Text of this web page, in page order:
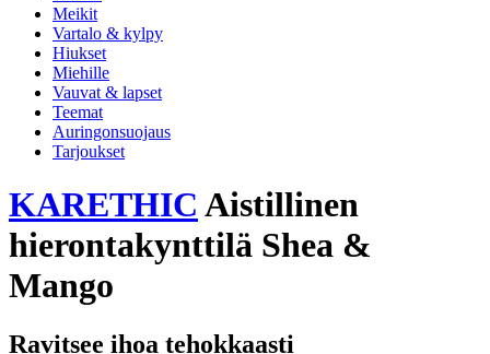
Meikit
Vartalo & kylpy
Hiukset
Miehille
Vauvat & lapset
Teemat
Auringonsuojaus
Tarjoukset
KARETHIC Aistillinen
hierontakynttilä Shea &
Mango
Ravitsee ihoa tehokkaasti